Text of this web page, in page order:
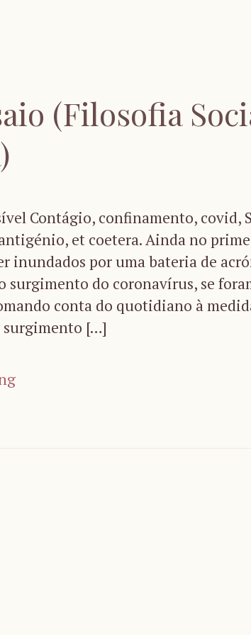
(Filosofia
Contágio, confinamento, covid,
et coetera. Ainda no
inundados por uma bateria de
surgimento do coronavírus, se
conta do quotidiano à
surgimento […]